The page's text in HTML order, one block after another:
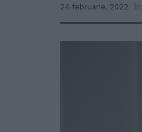
24 februarie, 2022 în